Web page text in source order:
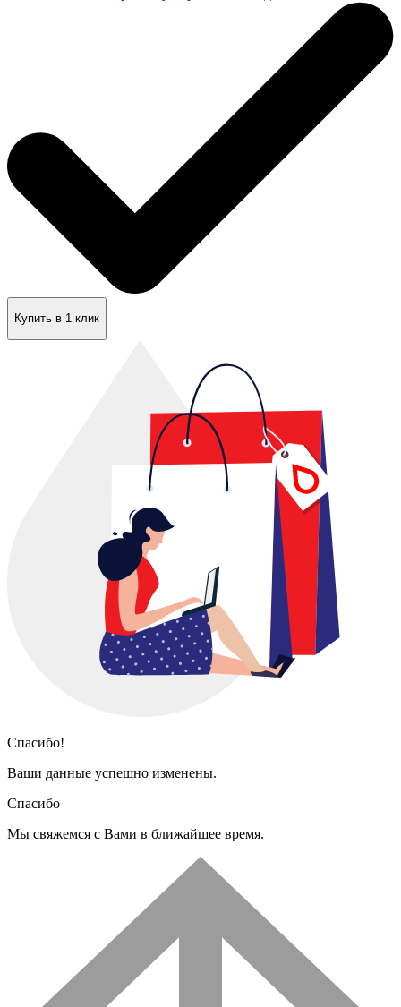
Купить в 1 клик
Спасибо!
Ваши данные успешно изменены.
Спасибо
Мы свяжемся с Вами в ближайшее время.